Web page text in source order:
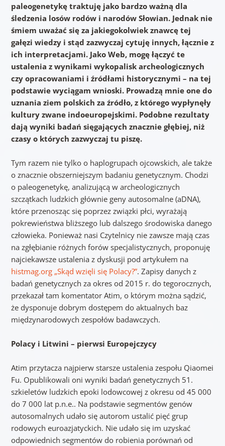
paleogenetykę traktuję jako bardzo ważną dla
śledzenia losów rodów i narodów Słowian. Jednak nie
śmiem uważać się za jakiegokolwiek znawcę tej
gałęzi wiedzy i stąd zazwyczaj cytuję innych, łącznie z
ich interpretacjami. Jako Web, mogę łączyć te
ustalenia z wynikami wykopalisk archeologicznych
czy opracowaniami i źródłami historycznymi – na tej
podstawie wyciągam wnioski. Prowadzą mnie one do
uznania ziem polskich za źródło, z którego wypłynęły
kultury zwane indoeuropejskimi. Podobne rezultaty
dają wyniki badań sięgających znacznie głębiej, niż
czasy o których zazwyczaj tu piszę.
Tym razem nie tylko o haplogrupach ojcowskich, ale także
o znacznie obszerniejszym badaniu genetycznym. Chodzi
o paleogenetykę, analizującą w archeologicznych
szczątkach ludzkich głównie geny autosomalne (aDNA),
które przenosząc się poprzez związki płci, wyrażają
pokrewieństwa bliższego lub dalszego środowiska danego
człowieka. Ponieważ nasi Czytelnicy nie zawsze mają czas
na zgłębianie różnych forów specjalistycznych, proponuję
najciekawsze ustalenia z dyskusji pod artykułem na
histmag.org „Skąd wzięli się Polacy?”. Zapisy danych z
badań genetycznych za okres od 2015 r. do tegorocznych,
przekazał tam komentator Atim, o którym można sądzić,
że dysponuje dobrym dostępem do aktualnych baz
międzynarodowych zespołów badawczych.
Polacy i Litwini – pierwsi Europejczycy
Atim przytacza najpierw starsze ustalenia zespołu Qiaomei
Fu. Opublikowali oni wyniki badań genetycznych 51.
szkieletów ludzkich epoki lodowcowej z okresu od 45 000
do 7 000 lat p.n.e.. Na podstawie segmentów genów
autosomalnych udało się autorom ustalić pięć grup
rodowych euroazjatyckich. Nie udało się im uzyskać
odpowiednich segmentów do robienia porównań od